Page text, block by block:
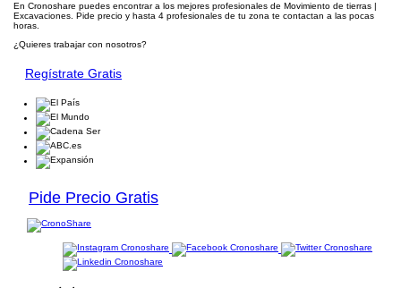
En Cronoshare puedes encontrar a los mejores profesionales de Movimiento de tierras |
Excavaciones. Pide precio y hasta 4 profesionales de tu zona te contactan a las pocas
horas.
¿Quieres trabajar con nosotros?
Regístrate Gratis
Pide Precio Gratis